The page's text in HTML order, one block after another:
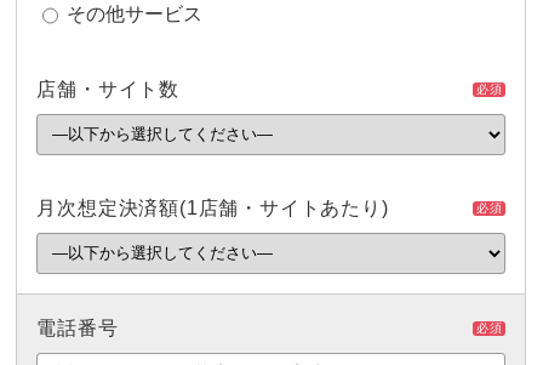
その他サービス
店舗・サイト数 必須
月次想定決済額(1店舗・サイトあたり) 必須
電話番号 必須